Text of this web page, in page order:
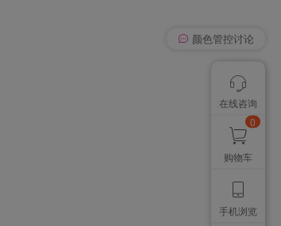
想找个色卡
颜色管控讨论
在线咨询
0
购物车
手机浏览